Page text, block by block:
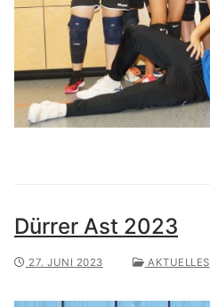
Dürrer Ast 2023
27. JUNI 2023 AKTUELLES